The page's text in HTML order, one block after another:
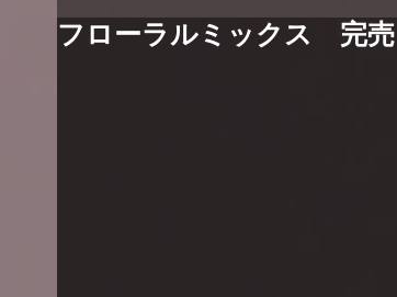
フローラルミックス 完売